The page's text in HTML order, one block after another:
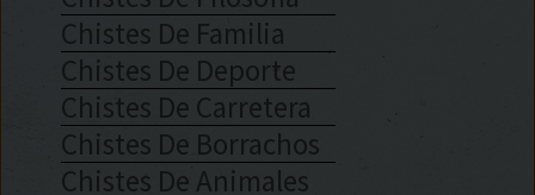
Chistes De Familia
Chistes De Deporte
Chistes De Carretera
Chistes De Borrachos
Chistes De Animales